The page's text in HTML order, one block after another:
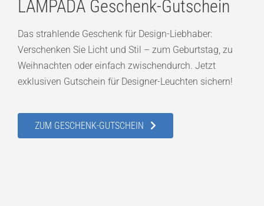
LAMPADA Geschenk-Gutschein
Das strahlende Geschenk für Design-Liebhaber:
Verschenken Sie Licht und Stil – zum Geburtstag, zu
Weihnachten oder einfach zwischendurch. Jetzt
exklusiven Gutschein für Designer-Leuchten sichern!
ZUM GESCHENK-GUTSCHEIN